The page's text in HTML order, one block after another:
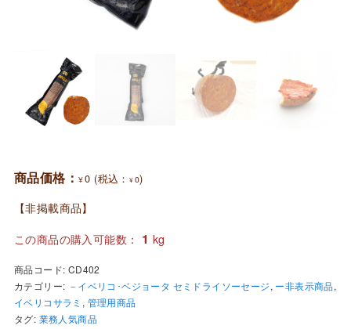
商品価格： ¥0 (税込： ¥0)
【非掲載商品】
この商品の購入可能数： 1 kg
商品コード: CD402
カテゴリー: －イベリコ･ベジョータ セミドライソーセージ, ー非表示商品,
イベリコサラミ , 管理用商品
タグ: 業務人気商品